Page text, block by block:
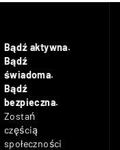
Bądź aktywna.
Bądź
świadoma.
Bądź
bezpieczna.
Zostań
częścią
społeczności